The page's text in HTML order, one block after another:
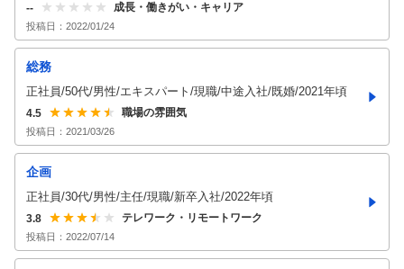
-- 成長・働きがい・キャリア
投稿日： 2022/01/24
総務
正社員/50代/男性/エキスパート/現職/中途入社/既婚/2021年頃
4.5 職場の雰囲気
投稿日： 2021/03/26
企画
正社員/30代/男性/主任/現職/新卒入社/2022年頃
3.8 テレワーク・リモートワーク
投稿日： 2022/07/14